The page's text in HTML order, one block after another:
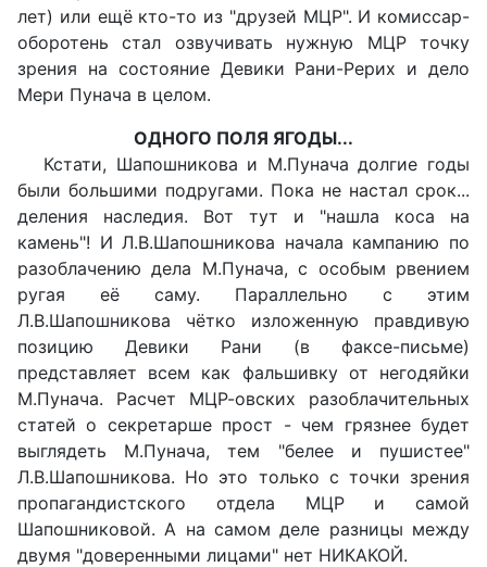
лет) или ещё кто-то из "друзей МЦР". И комиссар-
оборотень стал озвучивать нужную МЦР точку
зрения на состояние Девики Рани-Рерих и дело
Мери Пунача в целом.
ОДНОГО ПОЛЯ ЯГОДЫ...
Кстати, Шапошникова и М.Пунача долгие годы
были большими подругами. Пока не настал срок...
деления наследия. Вот тут и "нашла коса на
камень"! И Л.В.Шапошникова начала кампанию по
разоблачению дела М.Пунача, с особым рвением
ругая её саму. Параллельно с этим
Л.В.Шапошникова чётко изложенную правдивую
позицию Девики Рани (в факсе-письме)
представляет всем как фальшивку от негодяйки
М.Пунача. Расчет МЦР-овских разоблачительных
статей о секретарше прост - чем грязнее будет
выглядеть М.Пунача, тем "белее и пушистее"
Л.В.Шапошникова. Но это только с точки зрения
пропагандистского отдела МЦР и самой
Шапошниковой. А на самом деле разницы между
двумя "доверенными лицами" нет НИКАКОЙ.